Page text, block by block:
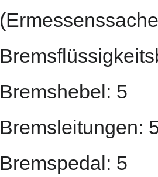
Bremshebel: 5
Bremsleitungen:
Bremspedal: 5